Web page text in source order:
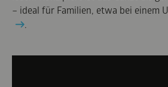
– ideal für Familien, etwa bei einem
.